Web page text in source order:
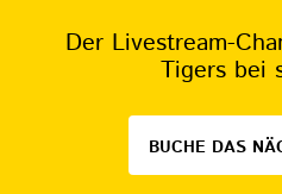
Der Livestream-
Tigers bei
BUCHE DAS